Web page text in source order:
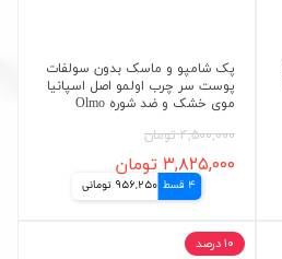
پک شامپو و ماسک بدون سولفات
پوست سر چرب اولمو اصل اسپانیا
موی خشک و ضد شوره Olmo
۴,۵۰۰,۰۰۰ تومان
۳,۸۲۵,۰۰۰ تومان
4 قسط 956,250 تومانی
۱۰ درصد